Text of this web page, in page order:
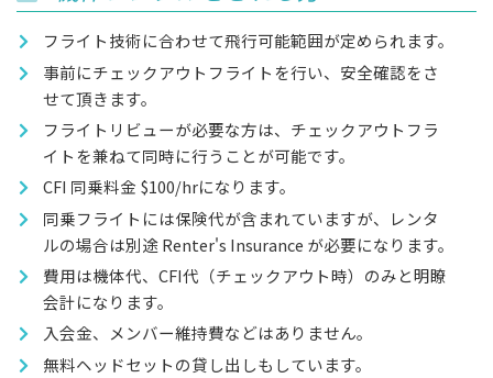
フライト技術に合わせて飛行可能範囲が定められます。
事前にチェックアウトフライトを行い、安全確認をさ
せて頂きます。
フライトリビューが必要な方は、チェックアウトフラ
イトを兼ねて同時に行うことが可能です。
CFI 同乗料金 $100/hrになります。
同乗フライトには保険代が含まれていますが、レンタ
ルの場合は別途 Renter's Insurance が必要になります。
費用は機体代、CFI代（チェックアウト時）のみと明瞭
会計になります。
入会金、メンバー維持費などはありません。
無料ヘッドセットの貸し出しもしています。